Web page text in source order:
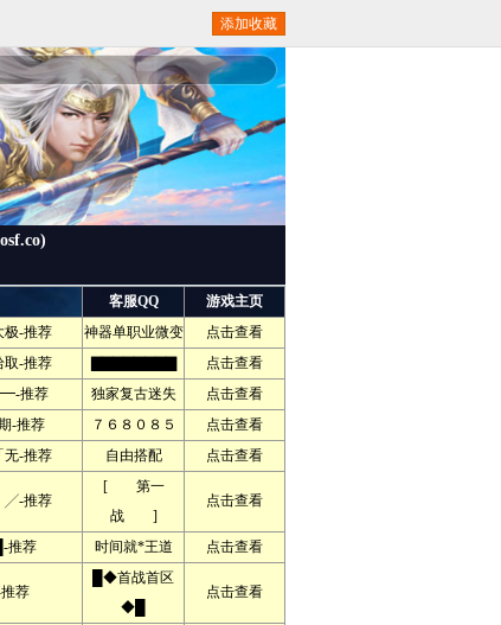
添加收藏
客服QQ
游戏主页
极-推荐 神器单职业微变
点击查看
-推荐
点击查看
推荐 独家复古迷失
点击查看
-推荐 ７６８０８５
点击查看
无-推荐 自由搭配 点击查看
荐
[ 第一
战 ]
点击查看
推荐 时间就*王道 点击查看
荐
█◆首战首区
◆█
点击查看